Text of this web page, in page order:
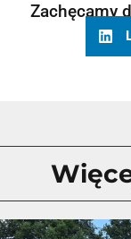
Zachęcamy